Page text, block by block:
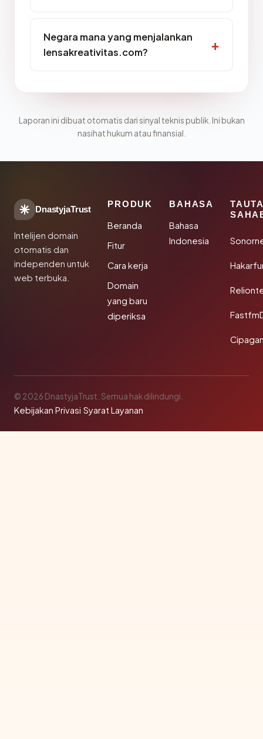
Negara mana yang menjalankan
lensakreativitas.com?
Laporan ini dibuat otomatis dari sinyal teknis publik. Ini bukan
nasihat hukum atau finansial.
DnastyjaTrust
Intelijen domain
otomatis dan
independen untuk
web terbuka.
PRODUK
Beranda
Fitur
Cara kerja
Domain
yang baru
diperiksa
BAHASA
Bahasa
Indonesia
© 2026 DnastyjaTrust. Semua hak dilindungi.
Kebijakan Privasi·Syarat Layanan